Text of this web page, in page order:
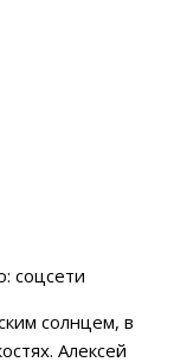
соцсети
солнцем, в
Алексей